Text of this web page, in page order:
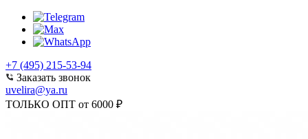
+7 (495) 215-53-94
Заказать звонок
uvelira@ya.ru
ТОЛЬКО ОПТ от 6000 ₽